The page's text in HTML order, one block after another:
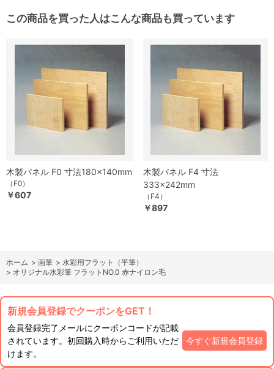
この商品を買った人はこんな商品も買っています
木製パネル F0 寸法180×140mm
（F0）
￥607
木製パネル F4 寸法
333×242mm
（F4）
￥897
ホーム > 画筆 > 水彩用フラット（平筆）
> オリジナル水彩筆 フラットNO.0 赤ナイロン毛
新規会員登録でクーポンをGET！
会員登録完了メールにクーポンコードが記載
されています。初回購入時からご利用いただ
けます。
今すぐ新規会員登録